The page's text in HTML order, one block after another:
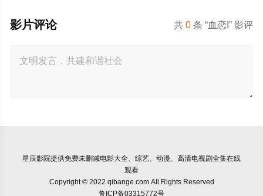
共0 条 “血恋I” 影评
影片评论
星辰影院提供免费未删减电影大全、综艺、动漫、高清电视剧全集在线
观看
Copyright © 2022 qibange.com All Rights Reserved
鲁ICP备03315772号